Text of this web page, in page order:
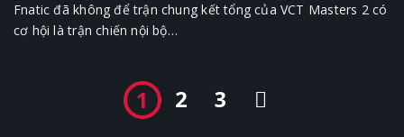
Fnatic đã không để trận chung kết tổng của VCT Masters 2 có
cơ hội là trận chiến nội bộ…
1 2 3